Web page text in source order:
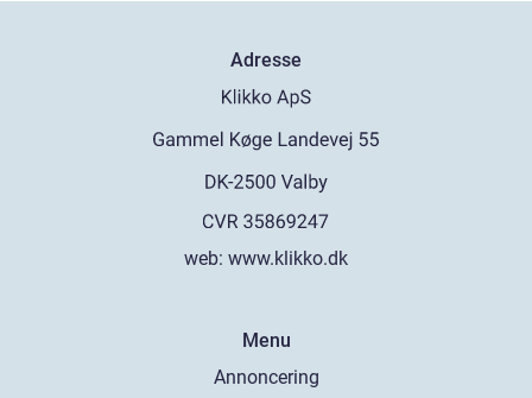
Adresse
web: www.klikko.dk
Menu
Annoncering